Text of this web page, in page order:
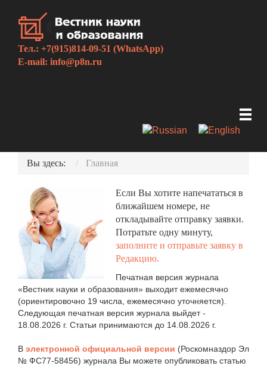
Тел.: +7(915)814-09-51 (WhatsApp)
E-mail: info@p8n.ru
Вы здесь: Главная
Если Вы хотите напечататься в
ближайшем номере, не
откладывайте отправку заявки.
Потратьте одну минуту,
заполните и отправьте заявку в
Редакцию.
Печатная версия журнала
«Вестник науки и образования» выходит ежемесячно
(ориентировочно 19 числа, ежемесячно уточняется).
Следующая печатная версия журнала выйдет -
18.08.2026 г. Статьи принимаются до 14.08.2026 г.
В электронной официальной версии (Роскомназдор Эл
№ ФС77-58456) журнала Вы можете опубликовать статью